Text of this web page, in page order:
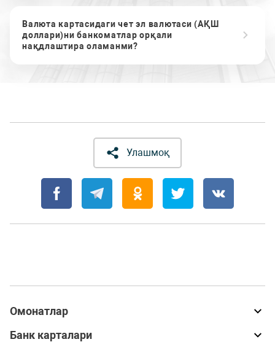
Валюта картасидаги чет эл валютаси (АҚШ
доллари)ни банкоматлар орқали
нақдлаштира оламанми?
Улашмоқ
Омонатлар
Банк карталари